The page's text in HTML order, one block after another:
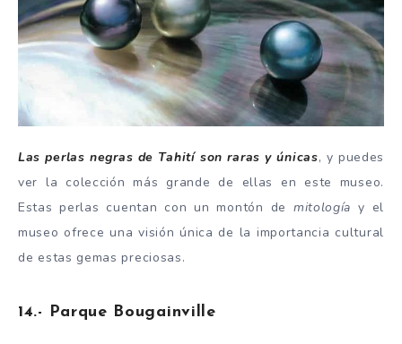
Las perlas negras de Tahití son raras y únicas, y puedes
ver la colección más grande de ellas en este museo.
Estas perlas cuentan con un montón de mitología y el
museo ofrece una visión única de la importancia cultural
de estas gemas preciosas.
14.- Parque Bougainville